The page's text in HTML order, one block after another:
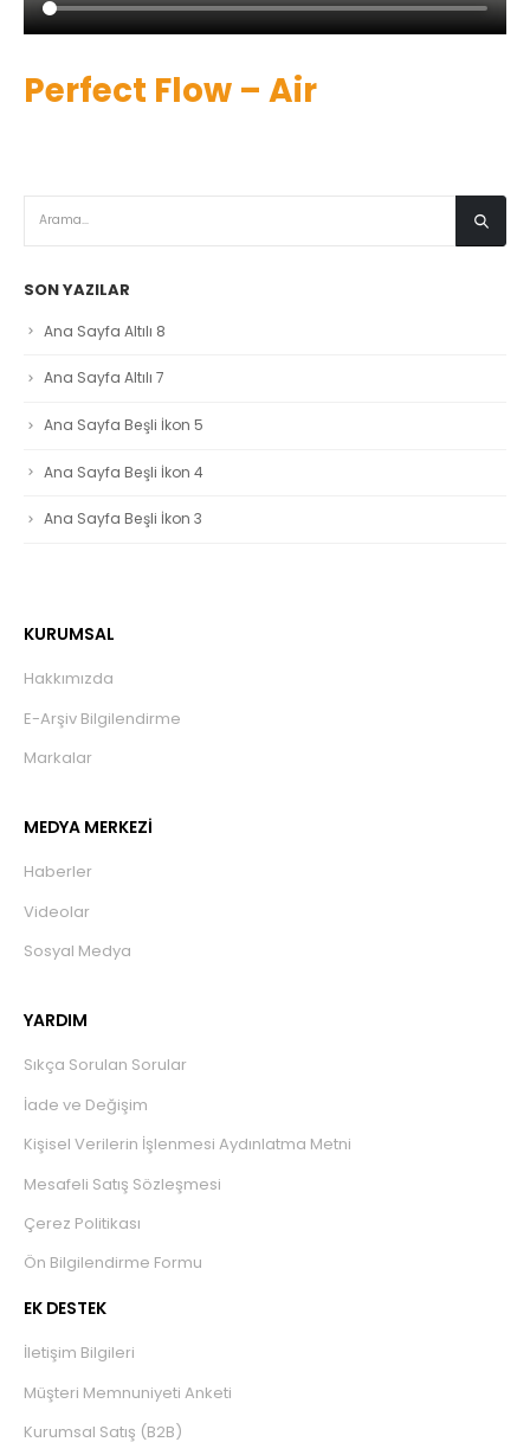
Perfect Flow – Air
SON YAZILAR
Ana Sayfa Altılı 8
Ana Sayfa Altılı 7
Ana Sayfa Beşli İkon 5
Ana Sayfa Beşli İkon 4
Ana Sayfa Beşli İkon 3
KURUMSAL
Hakkımızda
E-Arşiv Bilgilendirme
Markalar
MEDYA MERKEZİ
Haberler
Videolar
Sosyal Medya
YARDIM
Sıkça Sorulan Sorular
İade ve Değişim
Kişisel Verilerin İşlenmesi Aydınlatma Metni
Mesafeli Satış Sözleşmesi
Çerez Politikası
Ön Bilgilendirme Formu
EK DESTEK
İletişim Bilgileri
Müşteri Memnuniyeti Anketi
Kurumsal Satış (B2B)